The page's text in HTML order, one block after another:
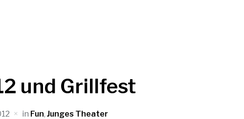
und Grillfest
in Fun, Junges Theater